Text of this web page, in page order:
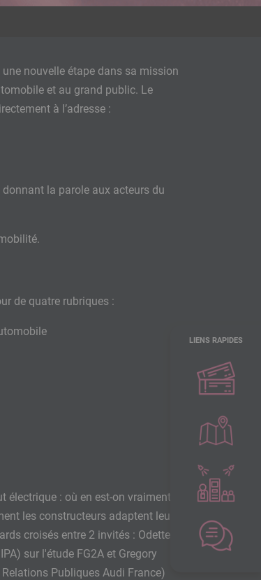
nouvelle étape dans sa mission
et au grand public. Le
à l’adresse :
la parole aux acteurs du
de quatre rubriques :
électrique : où en est-on vraiment
les constructeurs adaptent leur
croisés entre 2 invités : Odette
sur l'étude FG2A et Gregory
Publiques Audi France)
LIENS RAPIDES